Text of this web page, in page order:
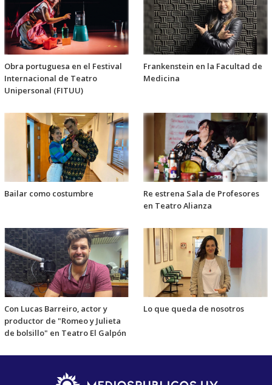
Obra portuguesa en el Festival
Internacional de Teatro
Unipersonal (FITUU)
Frankenstein en la Facultad de
Medicina
Bailar como costumbre
Re estrena Sala de Profesores
en Teatro Alianza
Con Lucas Barreiro, actor y
productor de "Romeo y Julieta
de bolsillo" en Teatro El Galpón
Lo que queda de nosotros